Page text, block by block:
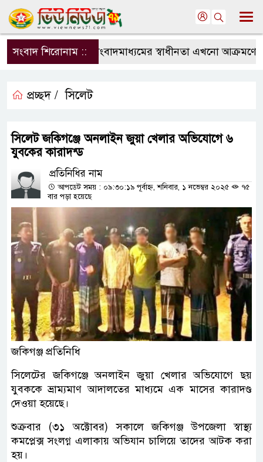
সংবাদ শিরোনাম ::সংবাদমাধ্যমের স্বাধীনতা এখনো আক্রমণের
প্রচ্ছদ / সিলেট
সিলেট জকিগঞ্জে অনলাইন জুয়া খেলার অভিযোগে ৬
যুবকের কারাদন্ড
প্রতিনিধির নাম
আপডেট সময় : ০৯:৩০:১৯ পূর্বাহ্ন, শনিবার, ১ নভেম্বর ২০২৫
৭৫
বার পড়া হয়েছে
জকিগঞ্জ প্রতিনিধি
সিলেটের জকিগঞ্জে অনলাইন জুয়া খেলার অভিযোগে ছয়
যুবককে ভ্রাম্যমাণ আদালতের মাধ্যমে এক মাসের কারাদণ্ড
দেওয়া হয়েছে।
শুক্রবার (৩১ অক্টোবর) সকালে জকিগঞ্জ উপজেলা স্বাস্থ্য
কমপ্লেক্স সংলগ্ন এলাকায় অভিযান চালিয়ে তাদের আটক করা
হয়।